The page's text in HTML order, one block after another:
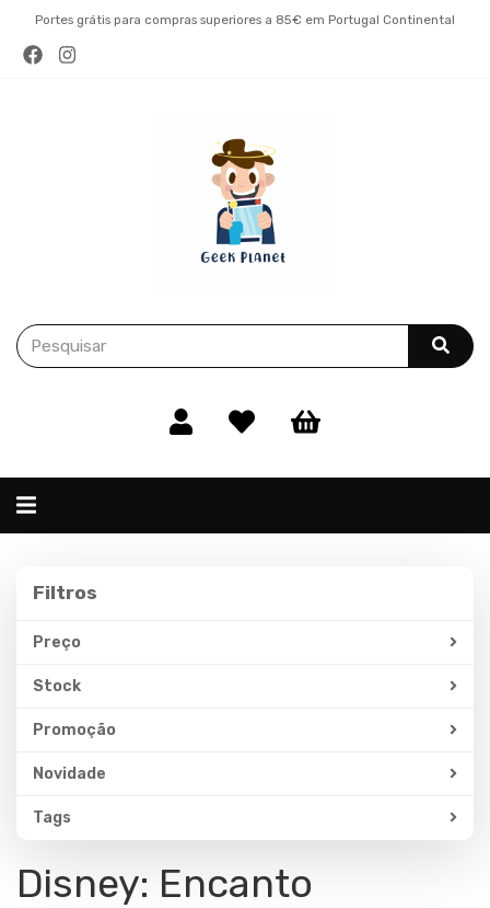
Portes grátis para compras superiores a 85€ em Portugal Continental
Alternar
Filtros
Preço
Stock
Promoção
Novidade
Tags
Disney: Encanto